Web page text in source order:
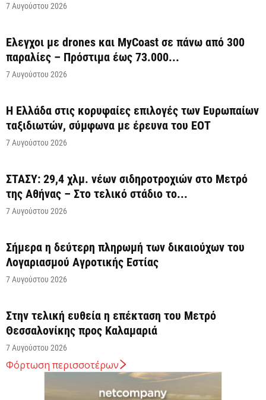
7 Αυγούστου 2026
Έλεγχοι με drones και MyCoast σε πάνω από 300
παραλίες – Πρόστιμα έως 73.000...
7 Αυγούστου 2026
Η Ελλάδα στις κορυφαίες επιλογές των Ευρωπαίων
ταξιδιωτών, σύμφωνα με έρευνα του ΕΟΤ
7 Αυγούστου 2026
ΣΤΑΣΥ: 29,4 χλμ. νέων σιδηροτροχιών στο Μετρό
της Αθήνας – Στο τελικό στάδιο το...
7 Αυγούστου 2026
Σήμερα η δεύτερη πληρωμή των δικαιούχων του
Λογαριασμού Αγροτικής Εστίας
7 Αυγούστου 2026
Στην τελική ευθεία η επέκταση του Μετρό
Θεσσαλονίκης προς Καλαμαριά
7 Αυγούστου 2026
Κ. Χατζηδάκης: Στον κάλαθο των αχρήστων οι
Φόρτωση περισσοτέρων